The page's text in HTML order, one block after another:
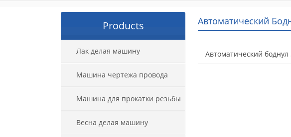
Автоматический
Автоматический
Products
Лак делая машину
Машина чертежа провода
Машина для прокатки резьбы
Весна делая машину